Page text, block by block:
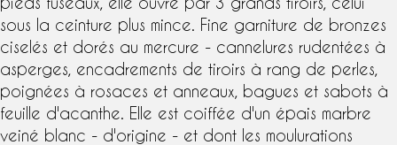
sous la ceinture plus mince. Fine garniture de bronzes
ciselés et dorés au mercure - cannelures rudentées à
asperges, encadrements de tiroirs à rang de perles,
poignées à rosaces et anneaux, bagues et sabots à
feuille d'acanthe. Elle est coiffée d'un épais marbre
veiné blanc - d'origine - et dont les moulurations